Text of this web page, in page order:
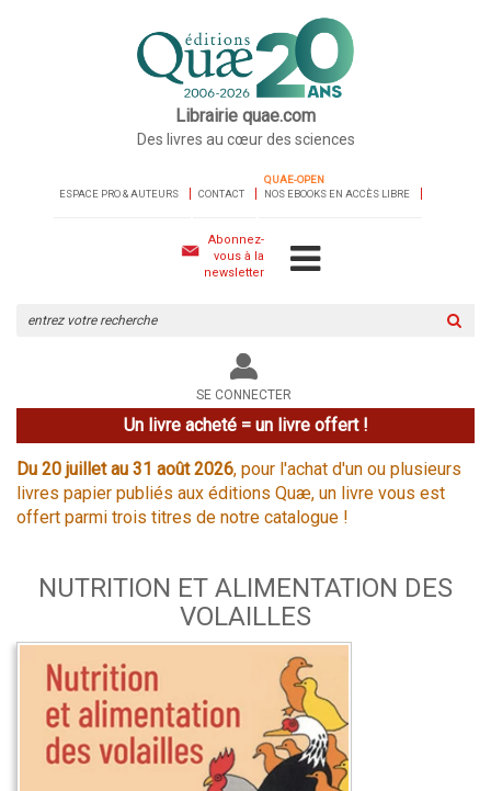
Librairie quae.com
Des livres au cœur des sciences
ESPACE PRO & AUTEURS CONTACT
QUAE-OPEN
NOS EBOOKS EN ACCÈS LIBRE
Abonnez-
vous à la
newsletter
le
site
SE CONNECTER
Un livre acheté = un livre offert !
Du 20 juillet au 31 août 2026, pour l'achat d'un ou plusieurs
livres papier publiés aux éditions Quæ, un livre vous est
offert parmi trois titres de notre catalogue !
NUTRITION ET ALIMENTATION DES
VOLAILLES